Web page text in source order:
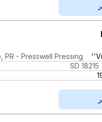
PR - Presswell Pressing
SD 18215